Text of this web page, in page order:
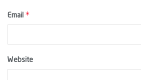
Email *
Website